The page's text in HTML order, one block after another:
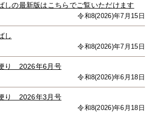
しの最新版はこちらでご覧いただけます
令和8(2026)年7月15日
し
令和8(2026)年7月15日
り 2026年6月号
令和8(2026)年6月18日
り 2026年3月号
令和8(2026)年6月18日